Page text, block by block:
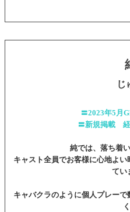
じ
〓2023年5月
〓新規掲載
純では、落ち着
キャスト全員でお客様に心地よ
てい
キャバクラのように個人プレー